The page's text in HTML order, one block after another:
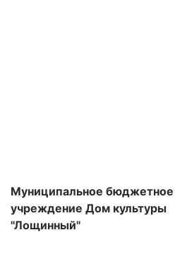
Муниципальное бюджетное
учреждение Дом культуры
"Лощинный"